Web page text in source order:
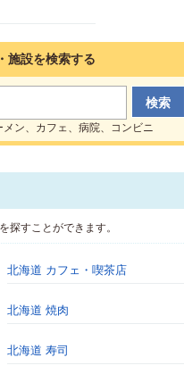
施設を検索する
メン、カフェ、病院、コンビニ
探すことができます。
北海道 カフェ・喫茶店
北海道 焼肉
北海道 寿司